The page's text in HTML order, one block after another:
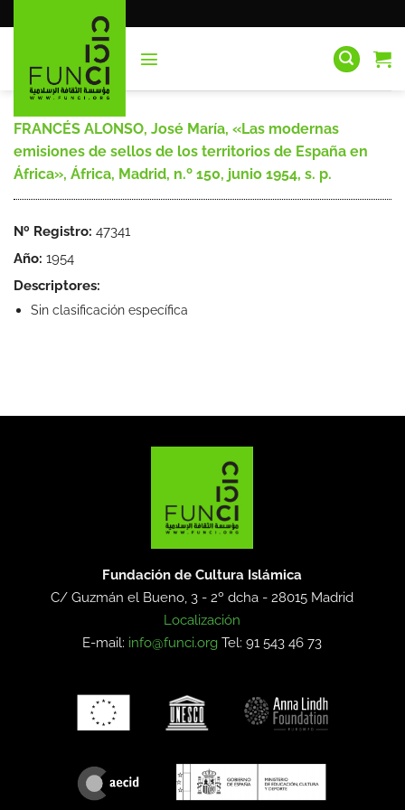
al
FRANCÉS ALONSO, José María, «Las modernas
emisiones de sellos de los territorios de España en
África», África, Madrid, n.º 150, junio 1954, s. p.
Nº Registro: 47341
Año: 1954
Descriptores:
Sin clasificación específica
Fundación de Cultura Islámica
C/ Guzmán el Bueno, 3 - 2º dcha -28015 Madrid
Localización
E-mail: info@funci.org Tel: 91 543 46 73